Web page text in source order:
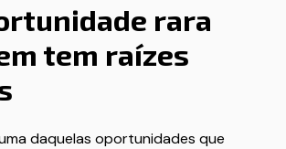
rara
tem raízes
daquelas oportunidades que